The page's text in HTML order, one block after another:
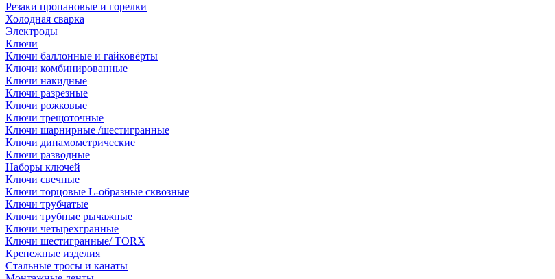
Резаки пропановые и горелки
Холодная сварка
Электроды
Ключи
Ключи баллонные и гайковёрты
Ключи комбинированные
Ключи накидные
Ключи разрезные
Ключи рожковые
Ключи трещоточные
Ключи шарнирные /шестигранные
Ключи динамометрические
Ключи разводные
Наборы ключей
Ключи свечные
Ключи торцовые L-образные сквозные
Ключи трубчатые
Ключи трубные рычажные
Ключи четырехгранные
Ключи шестигранные/ TORX
Крепежные изделия
Стальные тросы и канаты